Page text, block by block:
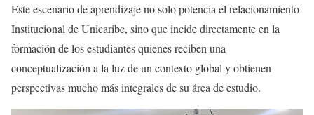
Este escenario de aprendizaje no solo potencia el relacionamiento
Institucional de Unicaribe, sino que incide directamente en la
formación de los estudiantes quienes reciben una
conceptualización a la luz de un contexto global y obtienen
perspectivas mucho más integrales de su área de estudio.